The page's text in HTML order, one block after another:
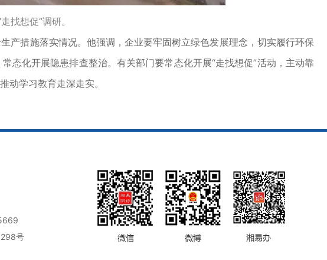
找想促”调研。
措施落实情况。他强调，企业要牢固树立绿色发展理念，切实履行环保
态化开展隐患排查整治。有关部门要常态化开展“走找想促”活动，主动靠
动学习教育走深走实。
号